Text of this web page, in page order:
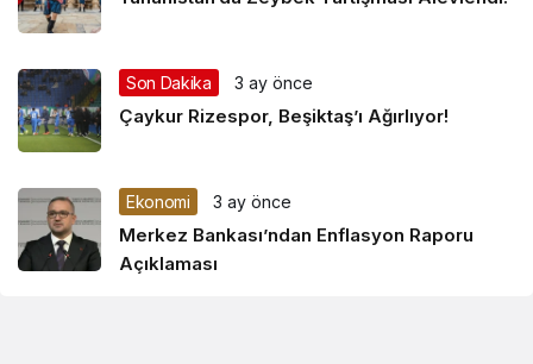
Son Dakika 3 ay önce
Çaykur Rizespor, Beşiktaş’ı Ağırlıyor!
Ekonomi 3 ay önce
Merkez Bankası’ndan Enflasyon Raporu
Açıklaması